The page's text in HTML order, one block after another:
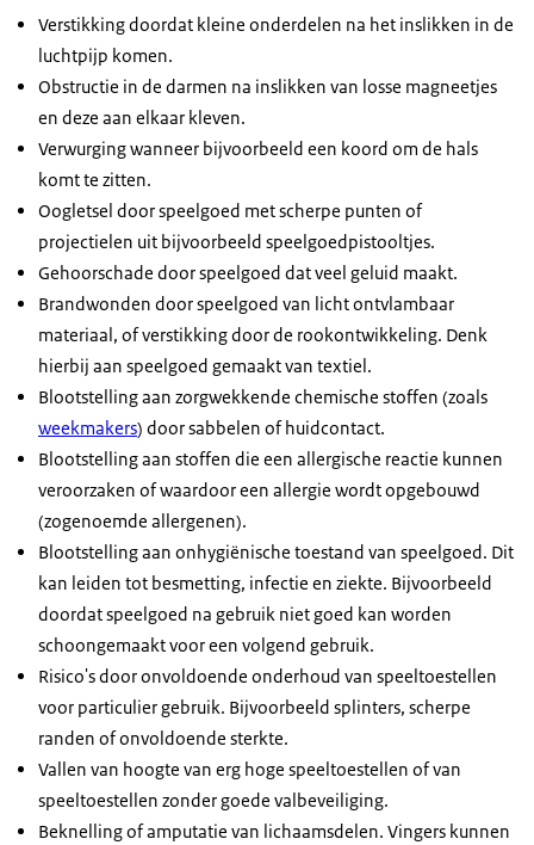
Verstikking doordat kleine onderdelen na het inslikken in de
luchtpijp komen.
Obstructie in de darmen na inslikken van losse magneetjes
en deze aan elkaar kleven.
Verwurging wanneer bijvoorbeeld een koord om de hals
komt te zitten.
Oogletsel door speelgoed met scherpe punten of
projectielen uit bijvoorbeeld speelgoedpistooltjes.
Gehoorschade door speelgoed dat veel geluid maakt.
Brandwonden door speelgoed van licht ontvlambaar
materiaal, of verstikking door de rookontwikkeling. Denk
hierbij aan speelgoed gemaakt van textiel.
Blootstelling aan zorgwekkende chemische stoffen (zoals
weekmakers) door sabbelen of huidcontact.
Blootstelling aan stoffen die een allergische reactie kunnen
veroorzaken of waardoor een allergie wordt opgebouwd
(zogenoemde allergenen).
Blootstelling aan onhygiënische toestand van speelgoed. Dit
kan leiden tot besmetting, infectie en ziekte. Bijvoorbeeld
doordat speelgoed na gebruik niet goed kan worden
schoongemaakt voor een volgend gebruik.
Risico's door onvoldoende onderhoud van speeltoestellen
voor particulier gebruik. Bijvoorbeeld splinters, scherpe
randen of onvoldoende sterkte.
Vallen van hoogte van erg hoge speeltoestellen of van
speeltoestellen zonder goede valbeveiliging.
Beknelling of amputatie van lichaamsdelen. Vingers kunnen